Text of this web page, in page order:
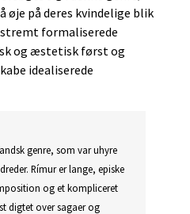
øje på deres kvindelige blik
formaliserede
og æstetisk først og
idealiserede
genre, som var uhyre
Rímur er lange, episke
og et kompliceret
digtet over sagaer og